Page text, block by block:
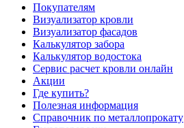
Покупателям
Визуализатор кровли
Визуализатор фасадов
Калькулятор забора
Калькулятор водостока
Сервис расчет кровли онлайн
Акции
Где купить?
Полезная информация
Справочник по металлопрокату